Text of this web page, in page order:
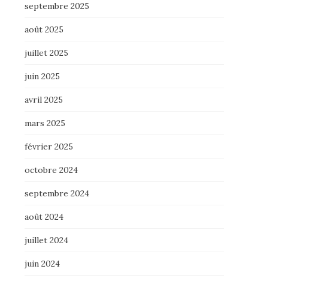
septembre 2025
août 2025
juillet 2025
juin 2025
avril 2025
mars 2025
février 2025
octobre 2024
septembre 2024
août 2024
juillet 2024
juin 2024